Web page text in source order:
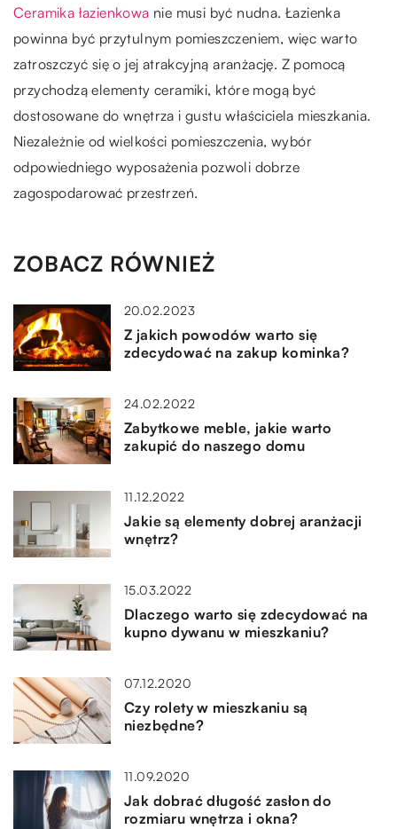
Ceramika łazienkowa nie musi być nudna. Łazienka
powinna być przytulnym pomieszczeniem, więc warto
zatroszczyć się o jej atrakcyjną aranżację. Z pomocą
przychodzą elementy ceramiki, które mogą być
dostosowane do wnętrza i gustu właściciela mieszkania.
Niezależnie od wielkości pomieszczenia, wybór
odpowiedniego wyposażenia pozwoli dobrze
zagospodarować przestrzeń.
ZOBACZ RÓWNIEŻ
20.02.2023
Z jakich powodów warto się
zdecydować na zakup kominka?
24.02.2022
Zabytkowe meble, jakie warto
zakupić do naszego domu
11.12.2022
Jakie są elementy dobrej aranżacji
wnętrz?
15.03.2022
Dlaczego warto się zdecydować na
kupno dywanu w mieszkaniu?
07.12.2020
Czy rolety w mieszkaniu są
niezbędne?
11.09.2020
Jak dobrać długość zasłon do
rozmiaru wnętrza i okna?